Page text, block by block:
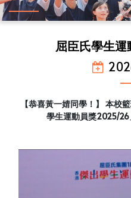
屈臣氏學生
【恭喜黃一婧同學！】 本校
學生運動員獎2025/26